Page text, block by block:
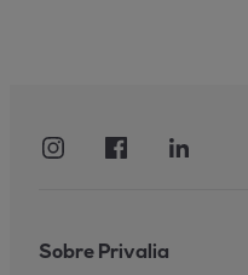
Sobre Privalia